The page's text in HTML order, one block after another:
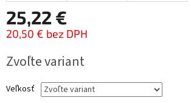
25,22 €
20,50 € bez DPH
cena:
Zvoľte variant
Veľkosť